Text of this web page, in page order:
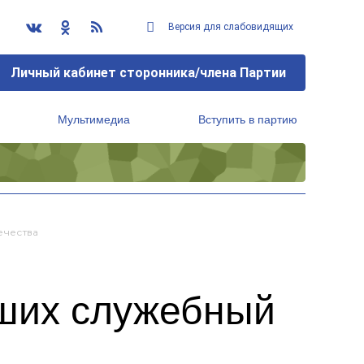
Версия для слабовидящих
Личный кабинет сторонника/члена Партии
Мультимедиа Вступить в партию
служебный